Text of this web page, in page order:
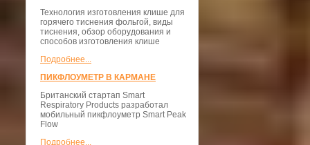
Технология изготовления клише для
горячего тиснения фольгой, виды
тиснения, обзор оборудования и
способов изготовления клише
Подробнее...
ПИКФЛОУМЕТР В КАРМАНЕ
Британский стартап Smart
Respiratory Products разработал
мобильный пикфлоуметр Smart Peak
Flow
Подробнее...